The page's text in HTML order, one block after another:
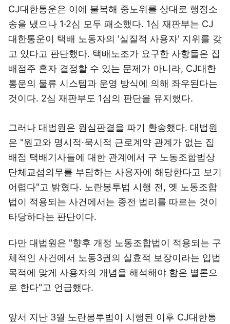
CJ대한통운은 이에 불복해 중노위를 상대로 행정소
송을 냈으나 1·2심 모두 패소했다. 1심 재판부는 CJ
대한통운이 택배 노동자의 '실질적 사용자' 지위를 갖
고 있다고 판단했다. 택배노조가 요구한 사항들은 집
배점주 혼자 결정할 수 있는 문제가 아니라, CJ대한
통운의 물류 시스템과 운영 방식에 의해 좌우된다는
것이다. 2심 재판부도 1심의 판단을 유지했다.
그러나 대법원은 원심판결을 파기 환송했다. 대법원
은 "원고와 명시적·묵시적 근로계약 관계가 없는 집
배점 택배기사들에 대한 관계에서 구 노동조합법상
단체교섭의무를 부담하는 사용자에 해당한다고 보기
어렵다"고 밝혔다. 노란봉투법 시행 전, 옛 노동조합
법이 적용되는 사건에서는 종전 법리를 따르는 것이
타당하다는 판단이다.
다만 대법원은 "향후 개정 노동조합법이 적용되는 구
체적인 사건에서 노동3권의 실효적 보장이라는 입법
목적에 맞게 사용자의 개념을 해석해야 함은 별론으
로 한다"고 언급했다.
앞서 지난 3월 노란봉투법이 시행된 이후 CJ대한통